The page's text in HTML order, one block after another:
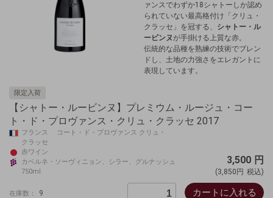
ァンスでわずか18シャトーしか認め
られていない最高格付け「クリュ・
クラッセ」を冠する、
シャトー・ル
ービンヌが手掛ける上質な赤。
伝統的な品種を熟練の技術でブレン
ドし、土地の力強さをエレガントに
表現しています。
限定入荷
【シャトー・ルービンヌ】プレミウム・ルージュ・コー
ト・ド・プロヴァンス・クリュ・クラッセ 2017
フランス コート・ド・プロヴァンス クリュ・
クラッセ
赤ワイン
カベルネ・ソーヴィニョン、シラー、グルナッシュ
750ml
3,500 円
(3,850円 税込)
在庫数： 9 カートに入れる